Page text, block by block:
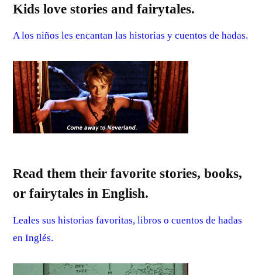
Kids love stories and fairytales.
A los niños les encantan las historias y cuentos de hadas.
Read them their favorite stories, books,
or fairytales in English.
Leales sus historias favoritas, libros o cuentos de hadas
en Inglés.